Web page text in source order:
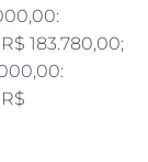
183.780,00;